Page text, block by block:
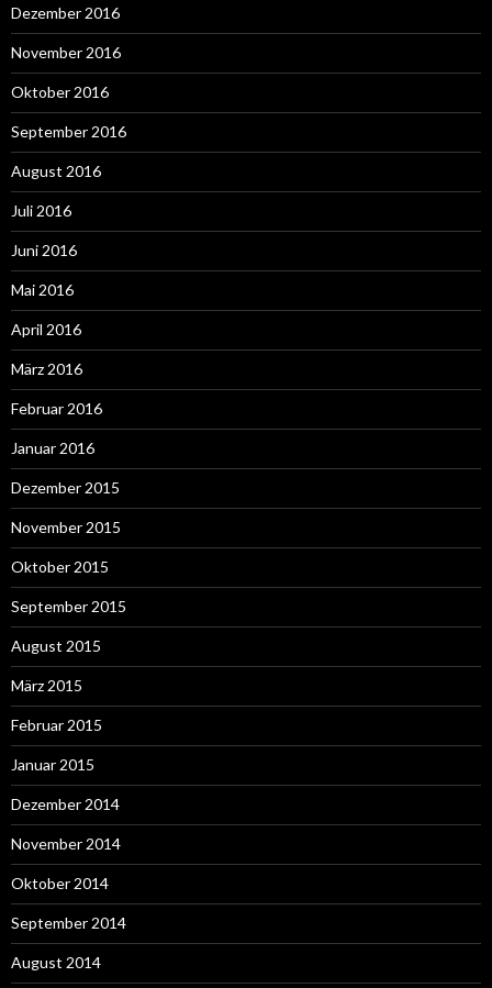
Dezember 2016
November 2016
Oktober 2016
September 2016
August 2016
Juli 2016
Juni 2016
Mai 2016
April 2016
März 2016
Februar 2016
Januar 2016
Dezember 2015
November 2015
Oktober 2015
September 2015
August 2015
März 2015
Februar 2015
Januar 2015
Dezember 2014
November 2014
Oktober 2014
September 2014
August 2014